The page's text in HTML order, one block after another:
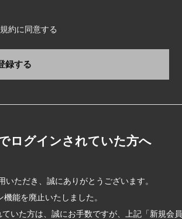
約に同意する
録する
ログインされていた方へ
ただき、誠にありがとうございます。
能を廃止いたしました。
いた方は、誠にお手数ですが、上記「新規会員